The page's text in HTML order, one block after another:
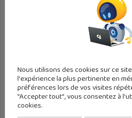
quels sont c...
Nous utilisons des cookies sur ce
l'expérience la plus pertinente en
préférences lors de vos visites
"Accepter tout", vous consentez à
cookies.